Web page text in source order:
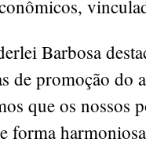
Barbosa
de promoção do
que os nossos
forma